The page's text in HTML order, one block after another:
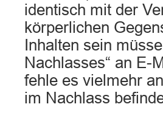
identisch mit der
körperlichen
Inhalten sein
Nachlasses“ an E-
fehle es vielmehr
im Nachlass